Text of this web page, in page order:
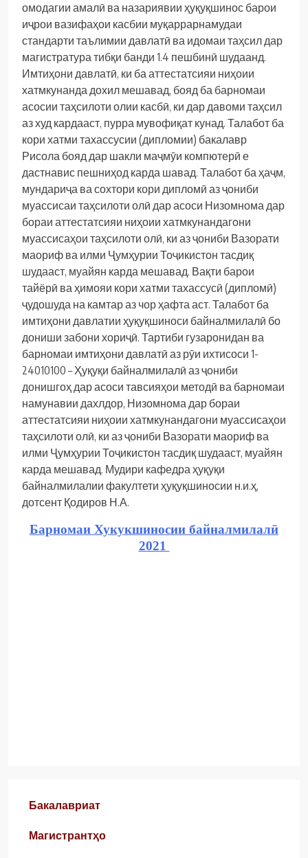
омодагии амалӣ ва назариявии ҳуқуқшинос барои
иҷрои вазифаҳои касбии муқаррарнамудаи
стандарти таълимии давлатӣ ва идомаи таҳсил дар
магистратура тибқи банди 1.4 пешбинӣ шудаанд.
Имтиҳони давлатӣ, ки ба аттестатсияи ниҳоии
хатмкунанда дохил мешавад, бояд ба барномаи
асосии таҳсилоти олии касбӣ, ки дар давоми таҳсил
аз худ кардааст, пурра мувофиқат кунад. Талабот ба
кори хатми тахассусии (дипломии) бакалавр
Рисола бояд дар шакли маҷмӯи компютерӣ е
дастнавис пешниҳод карда шавад. Талабот ба ҳаҷм,
мундариҷа ва сохтори кори дипломӣ аз ҷониби
муассисаи таҳсилоти олӣ дар асоси Низомнома дар
бораи аттестатсияи ниҳоии хатмкунандагони
муассисаҳои таҳсилоти олӣ, ки аз ҷониби Вазорати
маориф ва илми Ҷумҳурии Тоҷикистон тасдиқ
шудааст, муайян карда мешавад. Вақти барои
тайёрӣ ва ҳимояи кори хатми тахассусӣ (дипломӣ)
ҷудошуда на камтар аз чор ҳафта аст. Талабот ба
имтиҳони давлатии ҳуқуқшиноси байналмилалӣ бо
дониши забони хориҷӣ. Тартиби гузаронидан ва
барномаи имтиҳони давлатӣ аз рӯи ихтисоси 1-
24010100 – Ҳуқуқи байналмилалӣ аз ҷониби
донишгоҳ дар асоси тавсияҳои методӣ ва барномаи
намунавии дахлдор, Низомнома дар бораи
аттестатсияи ниҳоии хатмкунандагони муассисаҳои
таҳсилоти олӣ, ки аз ҷониби Вазорати маориф ва
илми Ҷумҳурии Тоҷикистон тасдиқ шудааст, муайян
карда мешавад. Мудири кафедра ҳуқуқи
байналмилалии факултети ҳуқуқшиносии н.и.ҳ,
дотсент Қодиров Н.А.
Барномаи Хукукшиносии байналмилалӣ
2021
Бакалавриат
Магистрантҳо